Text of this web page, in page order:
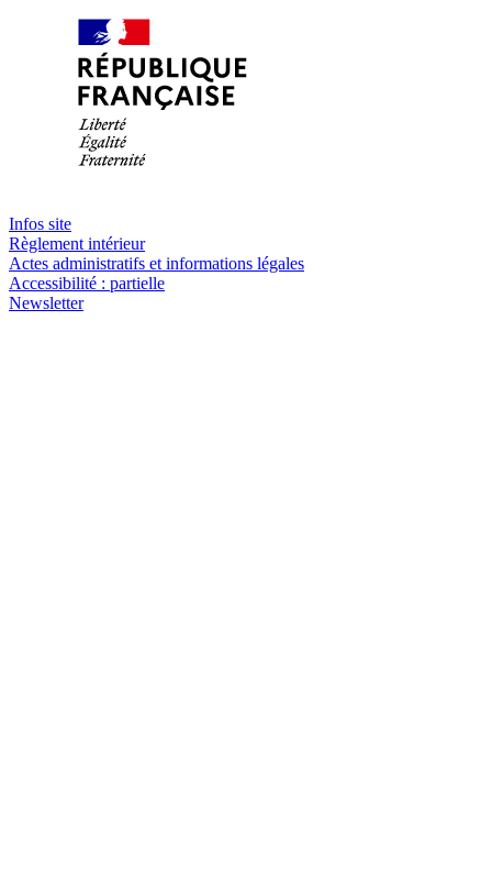
Infos site
Règlement intérieur
Actes administratifs et informations légales
Accessibilité : partielle
Newsletter